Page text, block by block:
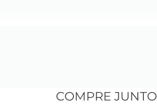
COMPRE JUNTO